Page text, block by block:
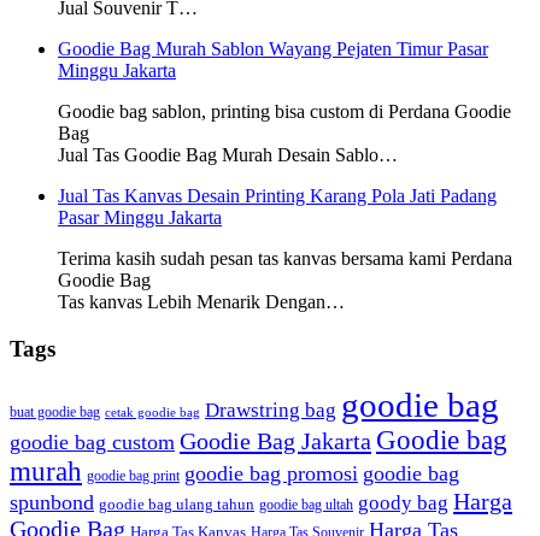
Jual Souvenir T…
Goodie Bag Murah Sablon Wayang Pejaten Timur Pasar
Minggu Jakarta
Goodie bag sablon, printing bisa custom di Perdana Goodie
Bag
Jual Tas Goodie Bag Murah Desain Sablo…
Jual Tas Kanvas Desain Printing Karang Pola Jati Padang
Pasar Minggu Jakarta
Terima kasih sudah pesan tas kanvas bersama kami Perdana
Goodie Bag
Tas kanvas Lebih Menarik Dengan…
Tags
buat goodie bag cetak goodie bag Drawstring bag goodie bag
goodie bag custom Goodie Bag Jakarta Goodie bag
murah goodie bag print goodie bag promosi goodie bag
spunbond goodie bag ulang tahun goodie bag ultah goody bag Harga
Goodie Bag Harga Tas Kanvas Harga Tas Souvenir Harga Tas